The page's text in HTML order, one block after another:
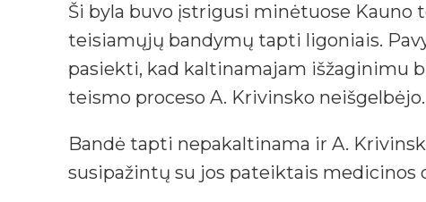
Ši byla buvo įstrigusi minėtuose
teisiamųjų bandymų tapti ligoniais.
pasiekti, kad kaltinamajam išžaginimu
teismo proceso A. Krivinsko neišgelbėjo.
Bandė tapti nepakaltinama ir A.
susipažintų su jos pateiktais